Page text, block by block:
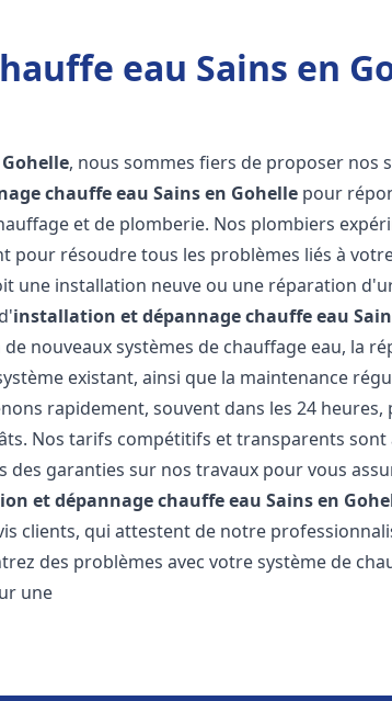
eau Sains en
, nous sommes fiers de proposer nos
chauffe eau Sains en Gohelle pour
et de plomberie. Nos plombiers
pour résoudre tous les problèmes liés à
une installation neuve ou une réparation
installation et dépannage chauffe eau
nouveaux systèmes de chauffage eau, la
existant, ainsi que la maintenance
rapidement, souvent dans les 24
Nos tarifs compétitifs et transparents sont
garanties sur nos travaux pour vous
et dépannage chauffe eau Sains en
clients, qui attestent de notre
des problèmes avec votre système de
une